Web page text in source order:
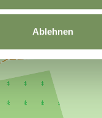
Ablehnen